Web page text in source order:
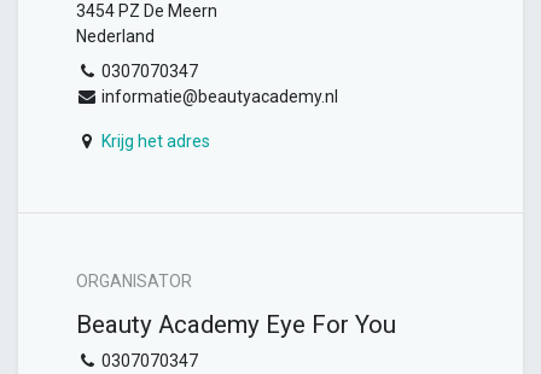
3454 PZ De Meern
Nederland
0307070347
informatie@beautyacademy.nl
Krijg het adres
ORGANISATOR
Beauty Academy Eye For You
0307070347